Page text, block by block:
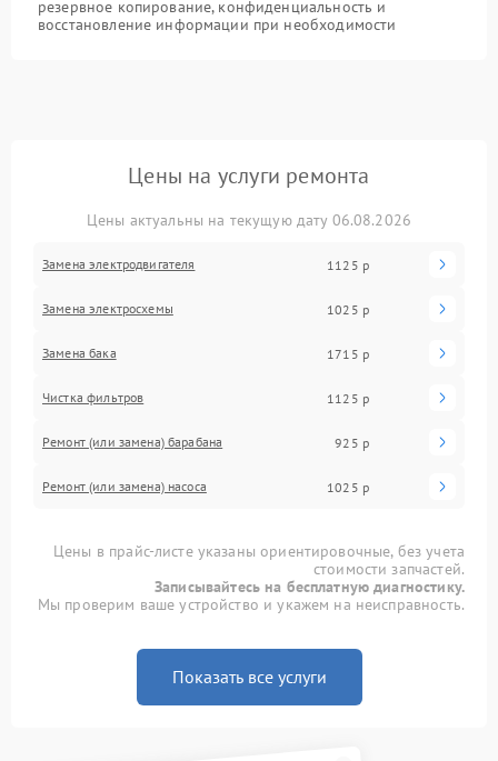
резервное копирование, конфиденциальность и
восстановление информации при необходимости
Цены на услуги ремонта
Цены актуальны на текущую дату 06.08.2026
Замена электродвигателя 1125 р
Замена электросхемы 1025 р
Замена бака 1715 р
Чистка фильтров 1125 р
Ремонт (или замена) барабана 925 р
Ремонт (или замена) насоса 1025 р
Цены в прайс-листе указаны ориентировочные, без учета
стоимости запчастей.
Записывайтесь на бесплатную диагностику.
Мы проверим ваше устройство и укажем на неисправность.
Показать все услуги